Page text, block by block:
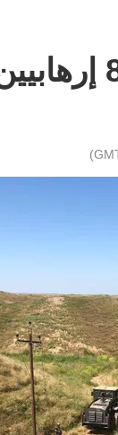
القوات العراقية
)